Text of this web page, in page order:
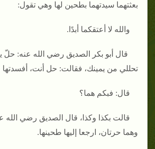
بعثتهما سيدتهما بطحين لها وهي تقول:
والله لا أعتقكما أبدًا.
قال أبو بكر الصديق رضي الله عنه: حلّ
تحللي من يمينك، فقالت: حل أنت، أفسدتها
قال: فبكم هما؟
قالت بكذا وكذا، قال الصديق رضي الله
وهما حرتان، ارجعا إليها طحينها.